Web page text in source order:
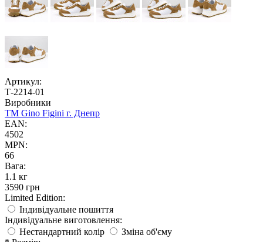
Артикул:
Т-2214-01
Виробники
TM Gino Figini г. Днепр
EAN:
4502
MPN:
66
Вага:
1.1 кг
3590 грн
Limited Edition:
Індивідуальне пошиття
Індивідуальне виготовлення:
Нестандартний колір
Зміна об'єму